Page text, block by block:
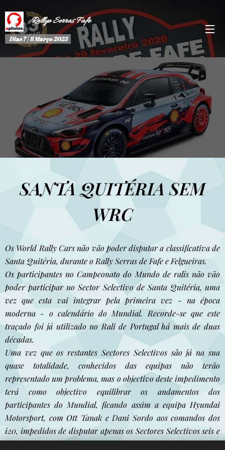
Rallye Serras Fafe
Dias 7 | 8 Março 2025
SANTA QUITÉRIA SEM
WRC
Os World Rally Cars não vão poder disputar a classificativa de
Santa Quitéria, durante o Rally Serras de Fafe e Felgueiras.
Os participantes no Campeonato do Mundo de ralis não vão
poder participar no Sector Selectivo de Santa Quitéria, uma
vez que esta vai integrar pela primeira vez - na época
moderna - o calendário do Mundial. Recorde-se que este
traçado foi já utilizado no Rali de Portugal há mais de duas
décadas.
Uma vez que os restantes Sectores Selectivos são já na sua
quase totalidade, conhecidos das equipas não terão
representado um problema, mas o objectivo deste impedimento
terá como objectivo equilibrar os andamentos dos
participantes do Mundial, ficando assim a equipa Hyundai
Motorsport, com Ott Tanak e Dani Sordo aos comandos dos
i20, impedidos de disputar apenas os Sectores Selectivos seis e
nove.